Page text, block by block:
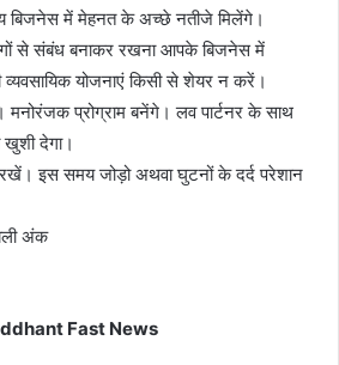
बिजनेस में मेहनत के अच्छे नतीजे मिलेंगे।
से संबंध बनाकर रखना आपके बिजनेस में
व्यवसायिक योजनाएं किसी से शेयर न करें।
मनोरंजक प्रोग्राम बनेंगे। लव पार्टनर के साथ
खुशी देगा।
इस समय जोड़ो अथवा घुटनों के दर्द परेशान
अंक
Fast News